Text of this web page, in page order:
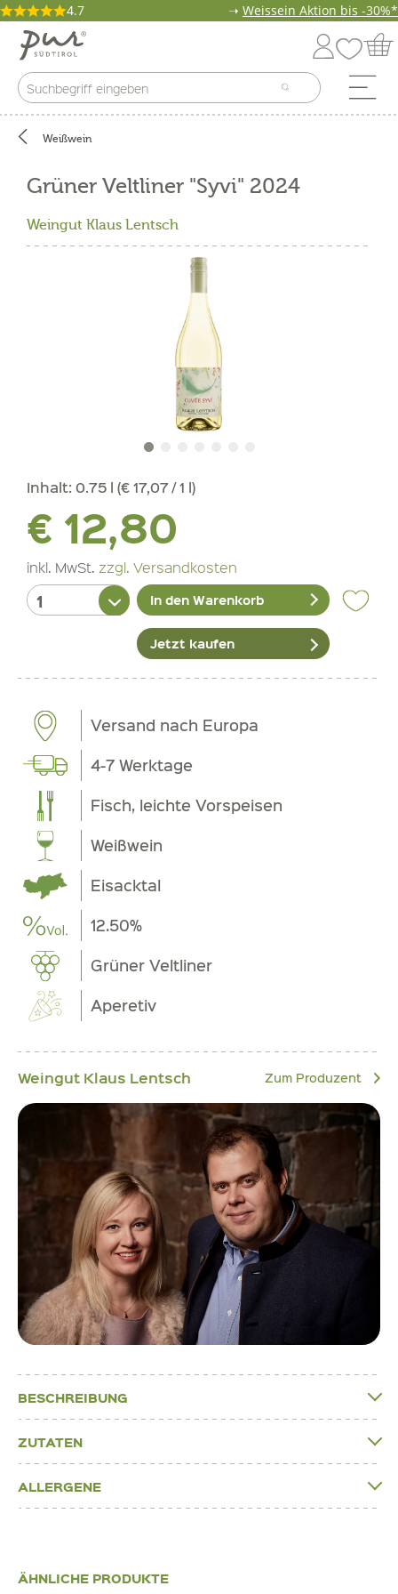
4.7 ➝ Weissein Aktion bis -30%*
Weißwein
Grüner Veltliner "Syvi" 2024
Weingut Klaus Lentsch
Inhalt: 0.75 l (€ 17,07 / 1 l)
€ 12,80
inkl. MwSt. zzgl. Versandkosten
In den Warenkorb
Jetzt kaufen
Versand nach Europa
4-7 Werktage
Fisch, leichte Vorspeisen
Weißwein
Eisacktal
12.50%
Grüner Veltliner
Aperetiv
Weingut Klaus Lentsch Zum Produzent
BESCHREIBUNG
ZUTATEN
ALLERGENE
ÄHNLICHE PRODUKTE